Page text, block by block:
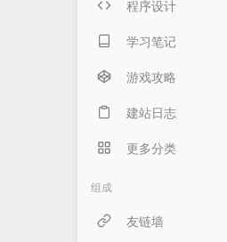
程序设计
学习笔记
游戏攻略
建站日志
更多分类
言俞专用
组成
友链墙